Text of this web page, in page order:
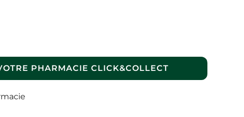
PHARMACIE CLICK&COLLECT